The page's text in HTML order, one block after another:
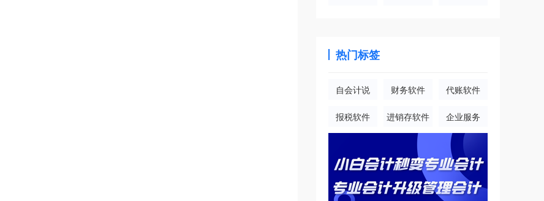
热门标签
自会计说 财务软件 代账软件
报税软件 进销存软件 企业服务